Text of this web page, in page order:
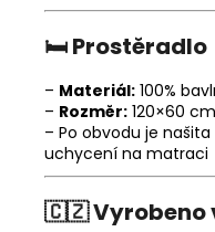
🛏️Prostěradlo
– Materiál: 100%
– Rozměr: 120×60 cm
– Po obvodu je našita
uchycení na matraci
🇨🇿Vyrobeno